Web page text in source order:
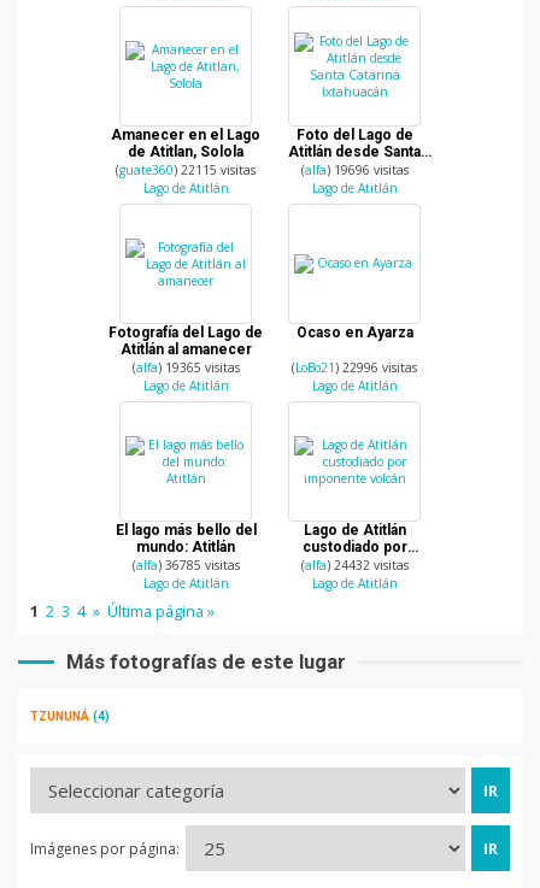
Amanecer en el Lago
de Atitlan, Solola
(guate360) 22115 visitas
Lago de Atitlán
Foto del Lago de
Atitlán desde Santa
Catarina Ixtahuacán
(alfa) 19696 visitas
Lago de Atitlán
Fotografía del Lago de
Atitlán al amanecer
(alfa) 19365 visitas
Lago de Atitlán
Ocaso en Ayarza
(LoBo21) 22996 visitas
Lago de Atitlán
El lago más bello del
mundo: Atitlán
(alfa) 36785 visitas
Lago de Atitlán
Lago de Atitlán
custodiado por
imponente volcán
(alfa) 24432 visitas
Lago de Atitlán
1 2 3 4 » Última página »
Más fotografías de este lugar
TZUNUNÁ (4)
Imágenes por página: